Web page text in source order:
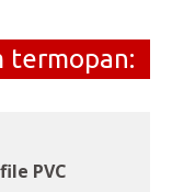
termopan:
PVC